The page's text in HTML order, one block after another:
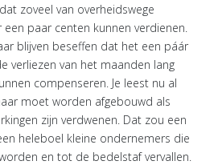
zoveel van overheidswege
paar centen kunnen verdienen.
blijven beseffen dat het een páár
verliezen van het maanden lang
compenseren. Je leest nu al
moet worden afgebouwd als
zijn verdwenen. Dat zou een
heleboel kleine ondernemers die
en tot de bedelstaf vervallen.